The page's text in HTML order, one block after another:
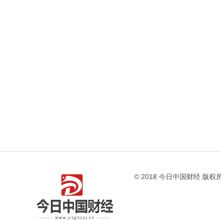
© 2018 今日中国财经 版权